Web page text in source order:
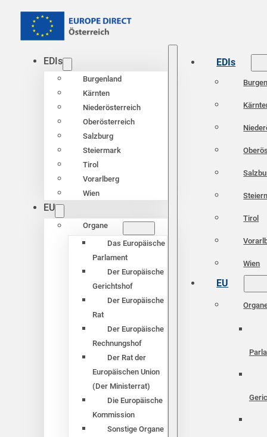
EDIs
Burgenland
Kärnten
Niederösterreich
Oberösterreich
Salzburg
Steiermark
Tirol
Vorarlberg
Wien
EU
Organe
Das Europäische
Parlament
Der Europäische
Gerichtshof
Der Europäische
Rat
Der Europäische
Rechnungshof
Der Rat der
Europäischen Union
(Der Ministerrat)
Die Europäische
Kommission
Sonstige Organe
EDIs
Tirol
Wien
EU